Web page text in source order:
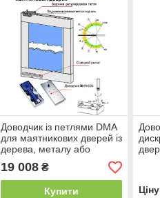
Доводчик із петлями DMA
для маятникових дверей із
дерева, металу або
профілю Daihatsu NHN
(Японія).
19 008₴
Купити